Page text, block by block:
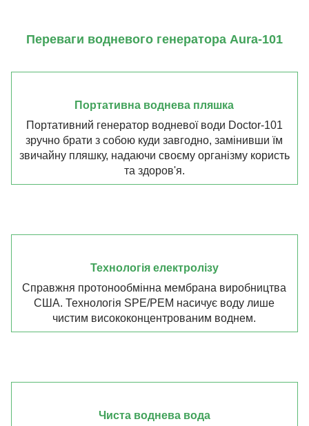
Переваги водневого генератора Aura-101
Портативна воднева пляшка
Портативний генератор водневої води Doctor-101
зручно брати з собою куди завгодно, замінивши їм
звичайну пляшку, надаючи своєму організму користь
та здоров'я.
Технологія електролізу
Справжня протонообмінна мембрана виробництва
США. Технологія SPE/PEM насичує воду лише
чистим висококонцентрованим воднем.
Чиста воднева вода